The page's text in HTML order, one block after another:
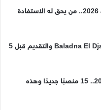
عطلة الوفاة في قانون العمل الجزائري 2026.. من يحق له الاستفادة
عرض توظيف جديد للعمل لدى Baladna El Djazaier والتقديم قبل 5
إعلان توظيف الأساتذة المساعدين 2026.. 15 منصبًا جديدًا وهذه